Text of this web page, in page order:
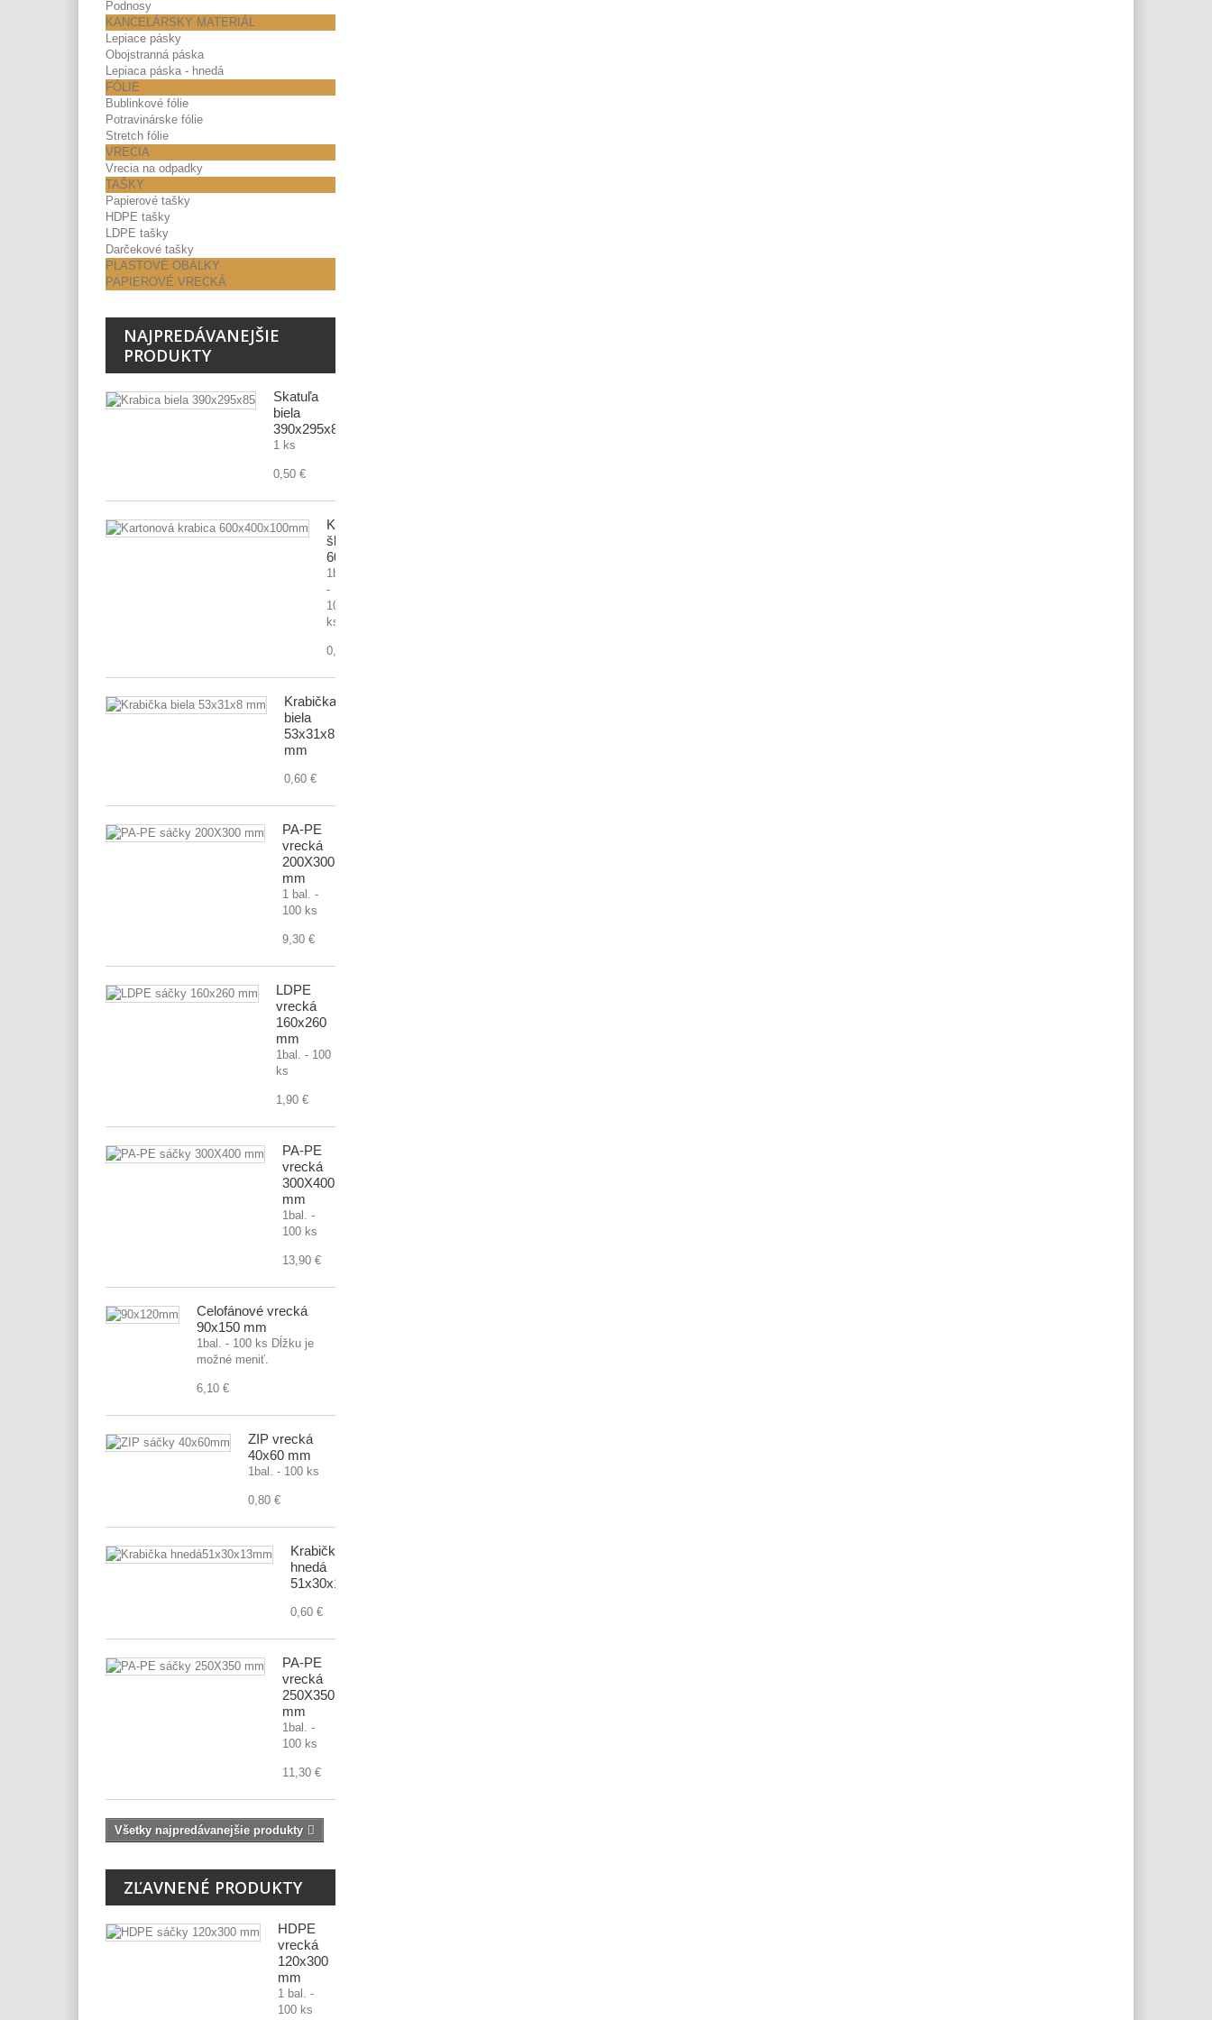
Podnosy
KANCELÁRSKY MATERIÁL
Lepiace pásky
Obojstranná páska
Lepiaca páska - hnedá
FÓLIE
Bublinkové fólie
Potravinárske fólie
Stretch fólie
VRECIA
Vrecia na odpadky
TAŠKY
Papierové tašky
HDPE tašky
LDPE tašky
Darčekové tašky
PLASTOVÉ OBÁLKY
PAPIEROVÉ VRECKÁ
NAJPREDÁVANEJŠIE
PRODUKTY
Škatuľa
biela
390x295x85
1 ks
0,50 €
Kartónová
škatuľa
600x400x100mm
1bal.
-
10
ks
0,70 €
Krabička
biela
53x31x8
mm
0,60 €
PA-PE
vrecká
200X300
mm
1 bal. -
100 ks
9,30 €
LDPE
vrecká
160x260
mm
1bal. - 100
ks
1,90 €
PA-PE
vrecká
300X400
mm
1bal. -
100 ks
13,90 €
Celofánové vrecká
90x150 mm
1bal. - 100 ks Dĺžku je
možné meniť.
6,10 €
ZIP vrecká
40x60 mm
1bal. - 100 ks
0,80 €
Krabička
hnedá
51x30x13mm
0,60 €
PA-PE
vrecká
250X350
mm
1bal. -
100 ks
11,30 €
Všetky najpredávanejšie produkty
ZĽAVNENÉ PRODUKTY
HDPE
vrecká
120x300
mm
1 bal. -
100 ks